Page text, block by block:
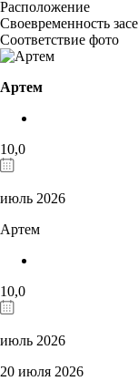
Расположение
Своевременность
Соответствие фото
Артем
10,0
июль 2026
Артем
10,0
июль 2026
20 июля 2026